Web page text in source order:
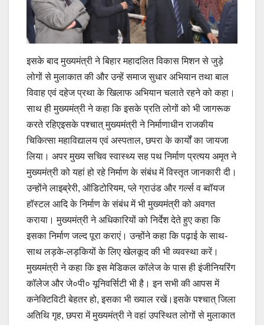
इसके बाद मुख्यमंत्री ने बिहार महादलित विकास मिशन से जुड़े
लोगों से मुलाकात की और उन्हें समाज सुधार अभियान तथा बाल
विवाह एवं दहेज प्रथा के खिलाफ अभियान चलाते रहने को कहा।
साथ ही मुख्यमंत्री ने कहा कि इसके प्रति लोगों को भी जागरूक
करते रहिएइसके पश्चात् मुख्यमंत्री ने निर्माणाधीन राजकीय
चिकित्सा महाविद्यालय एवं अस्पताल, छपरा के कार्यों का जायजा
लिया। अपर मुख्य सचिव स्वास्थ्य सह पथ निर्माण प्रत्यय अमृत ने
मुख्यमंत्री को यहां हो रहे निर्माण के संबंध में विस्तृत जानकारी दी।
उन्होंने लाइब्रेरी, ऑडिटोरियम, प्ले ग्राउंड और गर्ल्स व ब्वॉयज
हॉस्टल आदि के निर्माण के संबंध में भी मुख्यमंत्री को अवगत
कराया। मुख्यमंत्री ने अधिकारियों को निर्देश देते हुए कहा कि
इसका निर्माण जल्द पूरा कराएं। उन्होंने कहा कि पढ़ाई के साथ-
साथ लड़के-लड़कियों के लिए खेलकूद की भी व्यवस्था करें।
मुख्यमंत्री ने कहा कि इस मेडिकल कॉलेज के पास ही इंजीनियरिंग
कॉलेज और जे०पी० यूनिवर्सिटी भी है। इन सभी की आपस में
कनेक्टिविटी बेहतर हो, इसका भी ख्याल रखें।इसके पश्चात् जिला
अतिथि गृह, छपरा में मुख्यमंत्री ने वहां उपस्थित लोगों से मुलाकात